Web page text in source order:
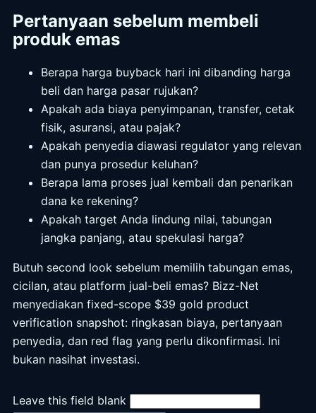
Pertanyaan sebelum membeli
produk emas
Berapa harga buyback hari ini dibanding harga
beli dan harga pasar rujukan?
Apakah ada biaya penyimpanan, transfer, cetak
fisik, asuransi, atau pajak?
Apakah penyedia diawasi regulator yang relevan
dan punya prosedur keluhan?
Berapa lama proses jual kembali dan penarikan
dana ke rekening?
Apakah target Anda lindung nilai, tabungan
jangka panjang, atau spekulasi harga?
Butuh second look sebelum memilih tabungan emas,
cicilan, atau platform jual-beli emas? Bizz-Net
menyediakan fixed-scope $39 gold product
verification snapshot: ringkasan biaya, pertanyaan
penyedia, dan red flag yang perlu dikonfirmasi. Ini
bukan nasihat investasi.
Leave this field blank